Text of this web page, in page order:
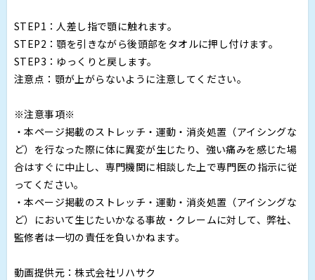
STEP1：人差し指で顎に触れます。
STEP2：顎を引きながら後頭部をタオルに押し付けます。
STEP3：ゆっくりと戻します。
注意点：顎が上がらないように注意してください。
※注意事項※
・本ページ掲載のストレッチ・運動・消炎処置（アイシングな
ど）を行なった際に体に異変が生じたり、強い痛みを感じた場
合はすぐに中止し、専門機関に相談した上で専門医の指示に従
ってください。
・本ページ掲載のストレッチ・運動・消炎処置（アイシングな
ど）において生じたいかなる事故・クレームに対して、弊社、
監修者は一切の責任を負いかねます。
動画提供元：株式会社リハサク